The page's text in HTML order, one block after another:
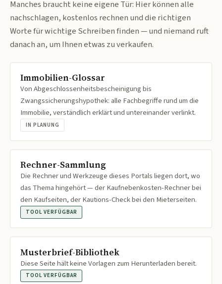
Manches braucht keine eigene Tür: Hier können alle
nachschlagen, kostenlos rechnen und die richtigen
Worte für wichtige Schreiben finden — und niemand ruft
danach an, um Ihnen etwas zu verkaufen.
Immobilien-Glossar
Von Abgeschlossenheitsbescheinigung bis
Zwangssicherungshypothek: alle Fachbegriffe rund um die
Immobilie, verständlich erklärt und untereinander verlinkt.
IN PLANUNG
Rechner-Sammlung
Die Rechner und Werkzeuge dieses Portals liegen dort, wo
das Thema hingehört — der Kaufnebenkosten-Rechner bei
den Kaufseiten, der Kautions-Check bei den Mieterseiten.
TOOL VERFÜGBAR
Musterbrief-Bibliothek
Diese Seite hält keine Vorlagen zum Herunterladen bereit.
TOOL VERFÜGBAR